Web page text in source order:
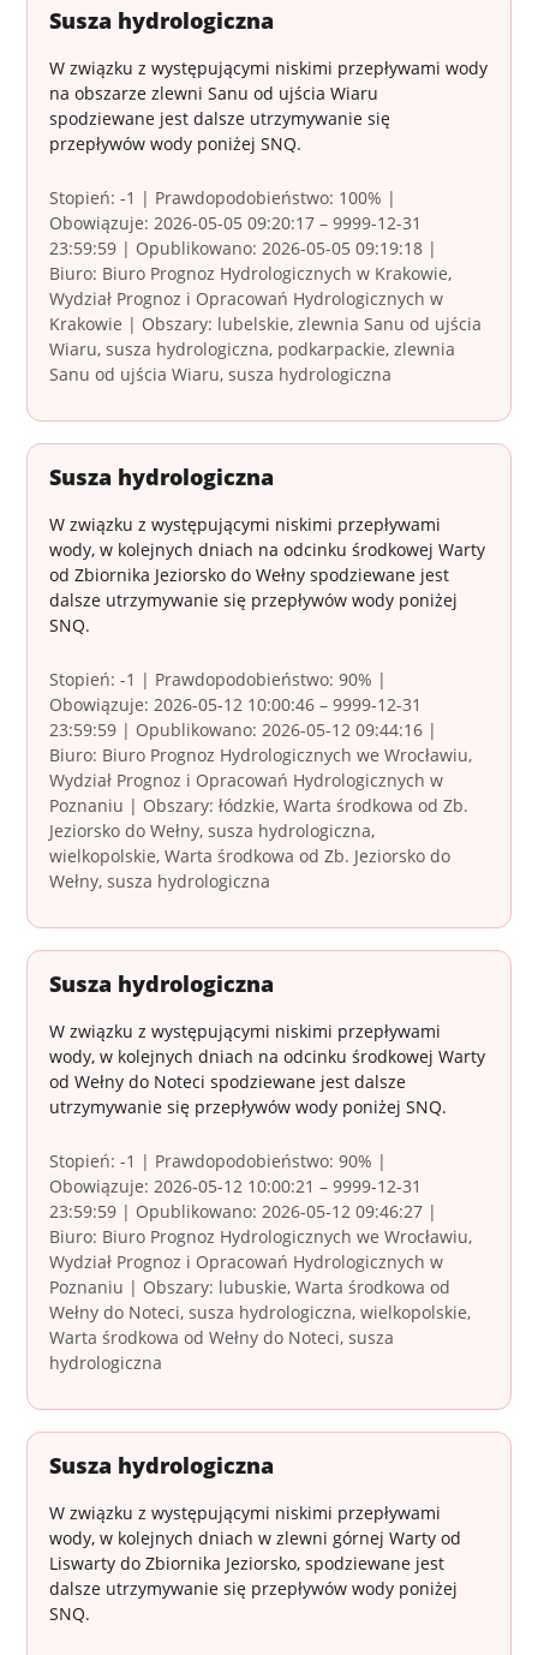
Susza hydrologiczna
W związku z występującymi niskimi przepływami wody
na obszarze zlewni Sanu od ujścia Wiaru
spodziewane jest dalsze utrzymywanie się
przepływów wody poniżej SNQ.
Stopień: -1 | Prawdopodobieństwo: 100% |
Obowiązuje: 2026-05-05 09:20:17 – 9999-12-31
23:59:59 | Opublikowano: 2026-05-05 09:19:18 |
Biuro: Biuro Prognoz Hydrologicznych w Krakowie,
Wydział Prognoz i Opracowań Hydrologicznych w
Krakowie | Obszary: lubelskie, zlewnia Sanu od ujścia
Wiaru, susza hydrologiczna, podkarpackie, zlewnia
Sanu od ujścia Wiaru, susza hydrologiczna
Susza hydrologiczna
W związku z występującymi niskimi przepływami
wody, w kolejnych dniach na odcinku środkowej Warty
od Zbiornika Jeziorsko do Wełny spodziewane jest
dalsze utrzymywanie się przepływów wody poniżej
SNQ.
Stopień: -1 | Prawdopodobieństwo: 90% |
Obowiązuje: 2026-05-12 10:00:46 – 9999-12-31
23:59:59 | Opublikowano: 2026-05-12 09:44:16 |
Biuro: Biuro Prognoz Hydrologicznych we Wrocławiu,
Wydział Prognoz i Opracowań Hydrologicznych w
Poznaniu | Obszary: łódzkie, Warta środkowa od Zb.
Jeziorsko do Wełny, susza hydrologiczna,
wielkopolskie, Warta środkowa od Zb. Jeziorsko do
Wełny, susza hydrologiczna
Susza hydrologiczna
W związku z występującymi niskimi przepływami
wody, w kolejnych dniach na odcinku środkowej Warty
od Wełny do Noteci spodziewane jest dalsze
utrzymywanie się przepływów wody poniżej SNQ.
Stopień: -1 | Prawdopodobieństwo: 90% |
Obowiązuje: 2026-05-12 10:00:21 – 9999-12-31
23:59:59 | Opublikowano: 2026-05-12 09:46:27 |
Biuro: Biuro Prognoz Hydrologicznych we Wrocławiu,
Wydział Prognoz i Opracowań Hydrologicznych w
Poznaniu | Obszary: lubuskie, Warta środkowa od
Wełny do Noteci, susza hydrologiczna, wielkopolskie,
Warta środkowa od Wełny do Noteci, susza
hydrologiczna
Susza hydrologiczna
W związku z występującymi niskimi przepływami
wody, w kolejnych dniach w zlewni górnej Warty od
Liswarty do Zbiornika Jeziorsko, spodziewane jest
dalsze utrzymywanie się przepływów wody poniżej
SNQ.